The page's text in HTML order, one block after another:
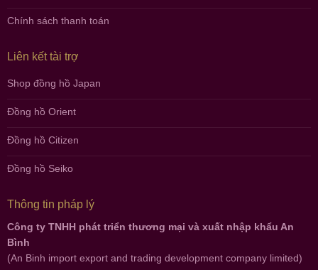
Chính sách thanh toán
Liên kết tài trợ
Shop đồng hồ Japan
Đồng hồ Orient
Đồng hồ Citizen
Đồng hồ Seiko
Thông tin pháp lý
Công ty TNHH phát triển thương mại và xuất nhập khẩu An
Bình
(An Binh import export and trading development company limited)